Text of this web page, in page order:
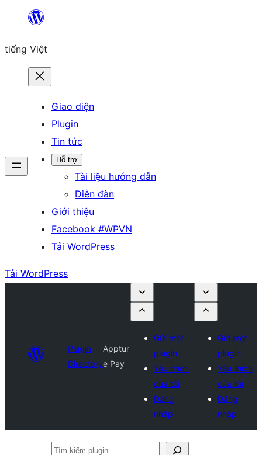
Chuyển
phần
tiếng Việt
Giao diện
Plugin
Tin tức
Hỗ trợ
Tài liệu hướng dẫn
Diễn đàn
Giới thiệu
Facebook #WPVN
Tải WordPress
Tải WordPress
Plugin
Directory
Apptur
e Pay
Gửi một
plugin
Yêu thích
của tôi
Đăng
nhập
Gửi một
plugin
Yêu thích
của tôi
Đăng
nhập
Tìm